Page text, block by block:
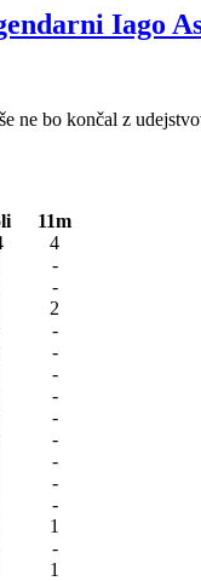
Iago
ne bo končal z
11m
4
-
-
2
-
-
-
-
-
-
-
-
-
1
-
1